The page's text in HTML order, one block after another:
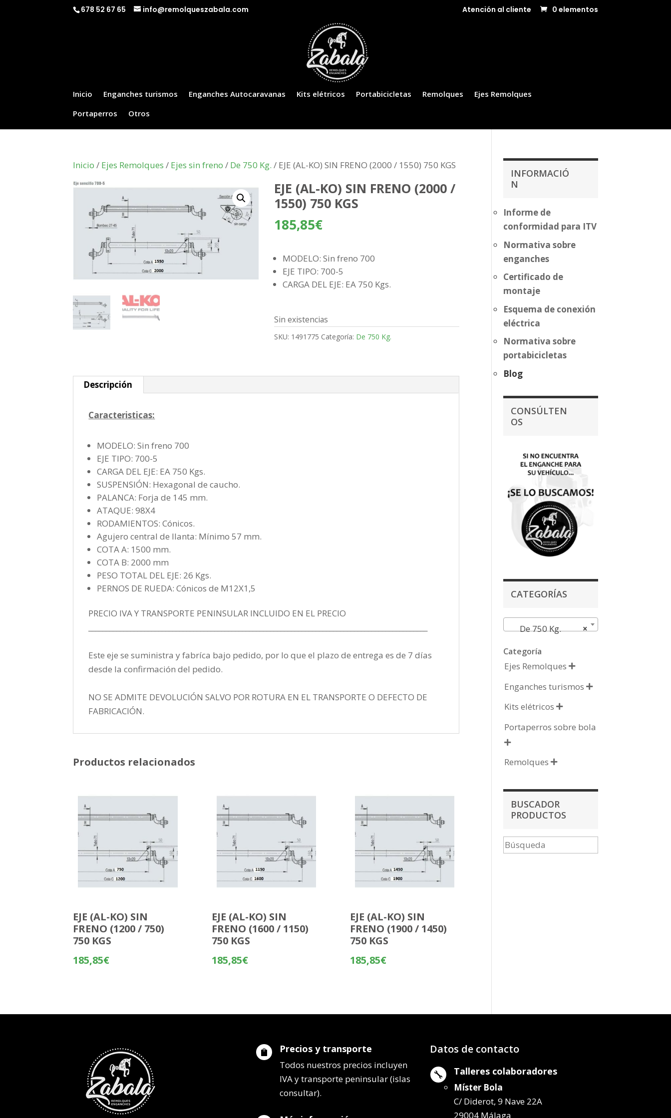
678 52 67 65 info@remolqueszabala.com Atención al cliente 0 elementos
Inicio Enganches turismos Enganches Autocaravanas Kits elétricos Portabicicletas Remolques
Ejes Remolques
Portaperros
Otros
Inicio / Ejes Remolques / Ejes sin freno / De 750 Kg. / EJE (AL-KO) SIN FRENO (2000 / 1550) 750 KGS
EJE (AL-KO) SIN FRENO (2000 /
1550) 750 KGS
185,85€
MODELO: Sin freno 700
EJE TIPO: 700-5
CARGA DEL EJE: EA 750 Kgs.
Sin existencias
SKU: 1491775 Categoría: De 750 Kg.
Descripción
Caracteristicas:
MODELO: Sin freno 700
EJE TIPO: 700-5
CARGA DEL EJE: EA 750 Kgs.
SUSPENSIÓN: Hexagonal de caucho.
PALANCA: Forja de 145 mm.
ATAQUE: 98X4
RODAMIENTOS: Cónicos.
Agujero central de llanta: Mínimo 57 mm.
COTA A: 1500 mm.
COTA B: 2000 mm
PESO TOTAL DEL EJE: 26 Kgs.
PERNOS DE RUEDA: Cónicos de M12X1,5
PRECIO IVA Y TRANSPORTE PENINSULAR INCLUIDO EN EL PRECIO
Este eje se suministra y fabríca bajo pedido, por lo que el plazo de entrega es de 7 días
desde la confirmación del pedido.
NO SE ADMITE DEVOLUCIÓN SALVO POR ROTURA EN EL TRANSPORTE O DEFECTO DE
FABRICACIÓN.
Productos relacionados
EJE (AL-KO) SIN
FRENO (1200 / 750)
750 KGS
185,85€
EJE (AL-KO) SIN
FRENO (1600 / 1150)
750 KGS
185,85€
EJE (AL-KO) SIN
FRENO (1900 / 1450)
750 KGS
185,85€
INFORMACIÓ
N
Informe de
conformidad para ITV
Normativa sobre
enganches
Certificado de
montaje
Esquema de conexión
eléctrica
Normativa sobre
portabicicletas
Blog
CONSÚLTEN
OS
CATEGORÍAS
×
De 750 Kg.
Categoría
Ejes Remolques 
Enganches turismos 
Kits elétricos 
Portaperros sobre bola

Remolques 
BUSCADOR
PRODUCTOS
 Precios y transporte
Todos nuestros precios incluyen
IVA y transporte peninsular (islas
consultar).
Datos de contacto
 Talleres colaboradores
Míster Bola
C/ Diderot, 9 Nave 22A
29004 Málaga